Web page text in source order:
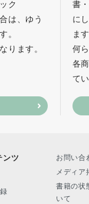
ク
は、ゆう
。
ります。
書
に
ます
何
各
て
ンツ
お問い合
メディア
書籍の状
いて